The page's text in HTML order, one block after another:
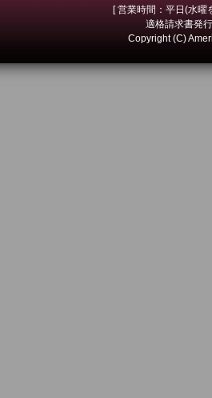
[ 営業時間：平日(水
適格請求書発
Copyright (C)